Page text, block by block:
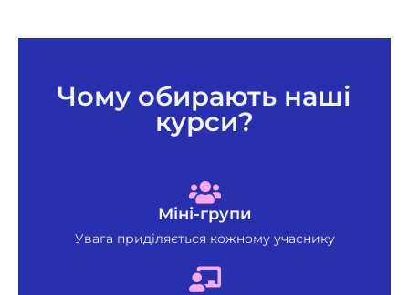
Чому обирають наші
курси?
Міні-групи
Увага приділяється кожному учаснику